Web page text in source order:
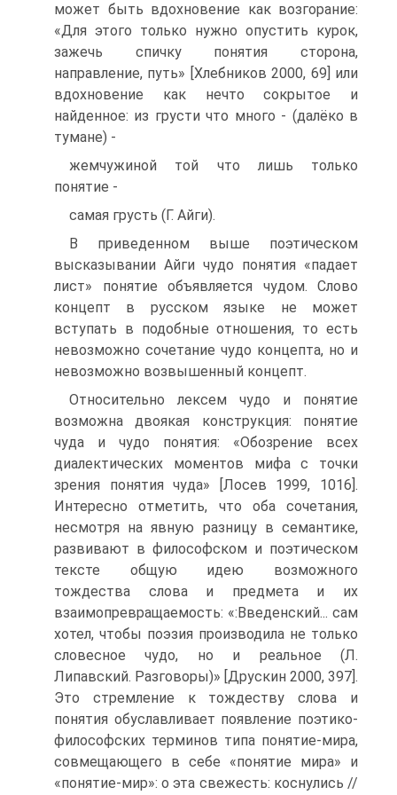
может быть вдохновение как возгорание:
«Для этого только нужно опустить курок,
зажечь спичку понятия сторона,
направление, путь» [Хлебников 2000, 69] или
вдохновение как нечто сокрытое и
найденное: из грусти что много - (далёко в
тумане) -
жемчужиной той что лишь только
понятие -
самая грусть (Г. Айги).
В приведенном выше поэтическом
высказывании Айги чудо понятия «падает
лист» понятие объявляется чудом. Слово
концепт в русском языке не может
вступать в подобные отношения, то есть
невозможно сочетание чудо концепта, но и
невозможно возвышенный концепт.
Относительно лексем чудо и понятие
возможна двоякая конструкция: понятие
чуда и чудо понятия: «Обозрение всех
диалектических моментов мифа с точки
зрения понятия чуда» [Лосев 1999, 1016].
Интересно отметить, что оба сочетания,
несмотря на явную разницу в семантике,
развивают в философском и поэтическом
тексте общую идею возможного
тождества слова и предмета и их
взаимопревращаемость: «:Введенский... сам
хотел, чтобы поэзия производила не только
словесное чудо, но и реальное (Л.
Липавский. Разговоры)» [Друскин 2000, 397].
Это стремление к тождеству слова и
понятия обуславливает появление поэтико-
философских терминов типа понятие-мира,
совмещающего в себе «понятие мира» и
«понятие-мир»: о эта свежесть: коснулись //